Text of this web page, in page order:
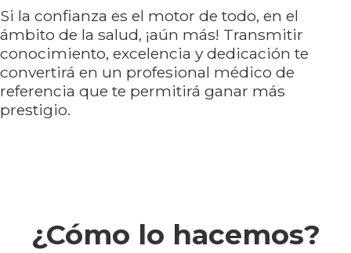
Si la confianza es el motor de todo, en el
ámbito de la salud, ¡aún más! Transmitir
conocimiento, excelencia y dedicación te
convertirá en un profesional médico de
referencia que te permitirá ganar más
prestigio.
¿Cómo lo hacemos?